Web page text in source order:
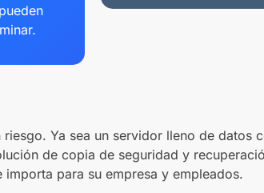
Ya sea un servidor lleno de datos
de copia de seguridad y
importa para su empresa y empleados.